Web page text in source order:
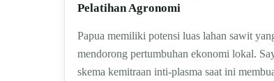
Pelatihan Agronomi
Papua memiliki potensi luas lahan sawit
mendorong pertumbuhan ekonomi lokal.
skema kemitraan inti-plasma saat ini